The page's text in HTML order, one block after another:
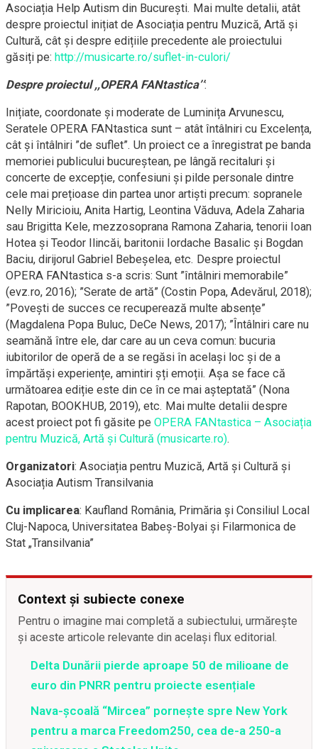
Asociația Help Autism din București. Mai multe detalii, atât
despre proiectul inițiat de Asociația pentru Muzică, Artă și
Cultură, cât și despre edițiile precedente ale proiectului
găsiți pe: http://musicarte.ro/suflet-in-culori/
Despre proiectul ,,OPERA FANtastica’’:
Inițiate, coordonate și moderate de Luminița Arvunescu,
Seratele OPERA FANtastica sunt – atât întâlniri cu Excelența,
cât și întâlniri ”de suflet”. Un proiect ce a înregistrat pe banda
memoriei publicului bucureștean, pe lângă recitaluri și
concerte de excepție, confesiuni și pilde personale dintre
cele mai prețioase din partea unor artiști precum: sopranele
Nelly Miricioiu, Anita Hartig, Leontina Văduva, Adela Zaharia
sau Brigitta Kele, mezzosoprana Ramona Zaharia, tenorii Ioan
Hotea și Teodor Ilincăi, baritonii Iordache Basalic și Bogdan
Baciu, dirijorul Gabriel Bebeșelea, etc. Despre proiectul
OPERA FANtastica s-a scris: Sunt ”întâlniri memorabile”
(evz.ro, 2016); ”Serate de artă” (Costin Popa, Adevărul, 2018);
”Povești de succes ce recuperează multe absențe”
(Magdalena Popa Buluc, DeCe News, 2017); ”Întâlniri care nu
seamănă între ele, dar care au un ceva comun: bucuria
iubitorilor de operă de a se regăsi în același loc și de a
împărtăși experiențe, amintiri șți emoții. Așa se face că
următoarea ediție este din ce în ce mai așteptată” (Nona
Rapotan, BOOKHUB, 2019), etc. Mai multe detalii despre
acest proiect pot fi găsite pe OPERA FANtastica – Asociația
pentru Muzică, Artă și Cultură (musicarte.ro).
Organizatori: Asociația pentru Muzică, Artă și Cultură și
Asociația Autism Transilvania
Cu implicarea: Kaufland România, Primăria și Consiliul Local
Cluj-Napoca, Universitatea Babeș-Bolyai și Filarmonica de
Stat „Transilvania”
Context și subiecte conexe
Pentru o imagine mai completă a subiectului, urmărește
și aceste articole relevante din același flux editorial.
Delta Dunării pierde aproape 50 de milioane de
euro din PNRR pentru proiecte esențiale
Nava-școală “Mircea” pornește spre New York
pentru a marca Freedom250, cea de-a 250-a